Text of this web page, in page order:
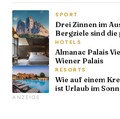
SPORT
Drei Zinnen im
Bergziele sind
HOTELS
Almanac Palais
Wiener Palais
RESORTS
Wie auf einem
ist Urlaub im
ANZEIGE